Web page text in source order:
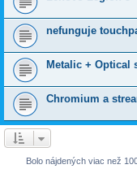
nefunguje
Metalic + Optical
Chromium a
Bolo nájdených viac než